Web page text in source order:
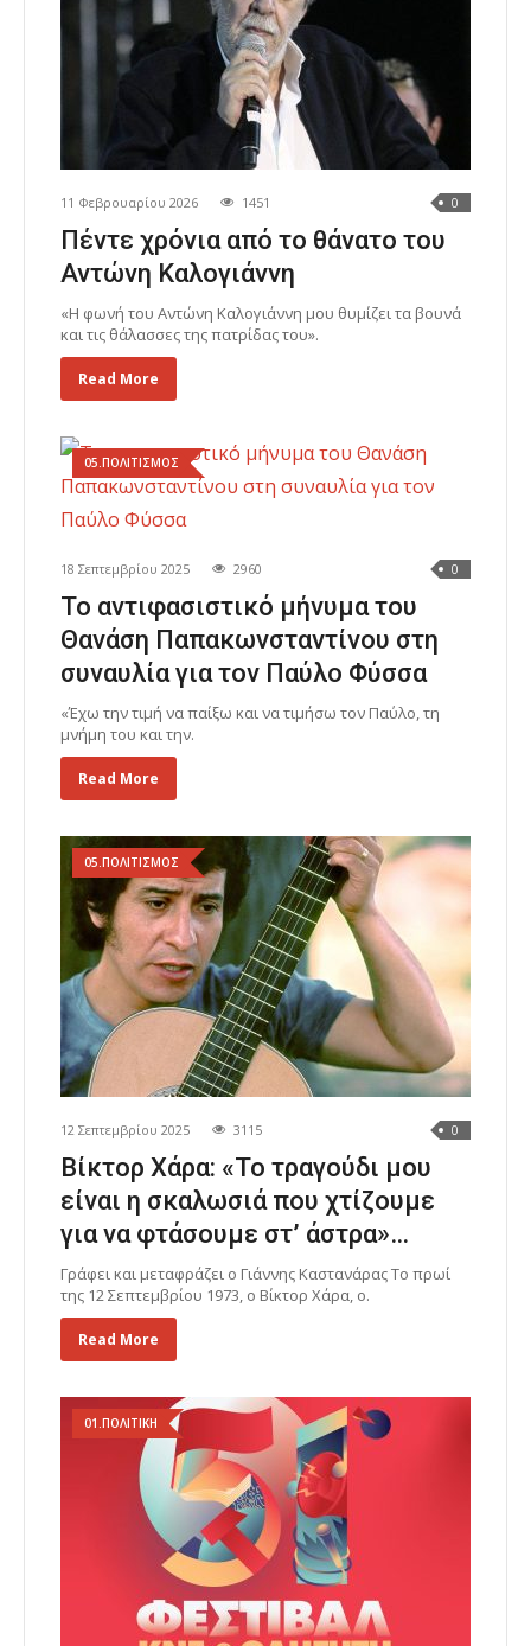
11 Φεβρουαρίου 2026 1451 0
Πέντε χρόνια από το θάνατο του
Αντώνη Καλογιάννη
«Η φωνή του Αντώνη Καλογιάννη μου θυμίζει τα βουνά
και τις θάλασσες της πατρίδας του».
Read More
05.ΠΟΛΙΤΙΣΜΟΣ
18 Σεπτεμβρίου 2025 2960 0
Το αντιφασιστικό μήνυμα του
Θανάση Παπακωνσταντίνου στη
συναυλία για τον Παύλο Φύσσα
«Έχω την τιμή να παίξω και να τιμήσω τον Παύλο, τη
μνήμη του και την.
Read More
05.ΠΟΛΙΤΙΣΜΟΣ
12 Σεπτεμβρίου 2025 3115 0
Βίκτορ Χάρα: «Το τραγούδι μου
είναι η σκαλωσιά που χτίζουμε
για να φτάσουμε στ’ άστρα»…
Γράφει και μεταφράζει ο Γιάννης Καστανάρας Το πρωί
της 12 Σεπτεμβρίου 1973, ο Βίκτορ Χάρα, ο.
Read More
01.ΠΟΛΙΤΙΚΗ